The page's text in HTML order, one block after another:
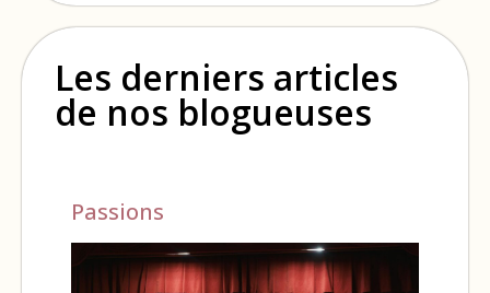
Les derniers articles
de nos blogueuses
Passions